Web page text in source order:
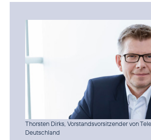
Thorsten Dirks, Vorstandsvorsitzender von
Deutschland